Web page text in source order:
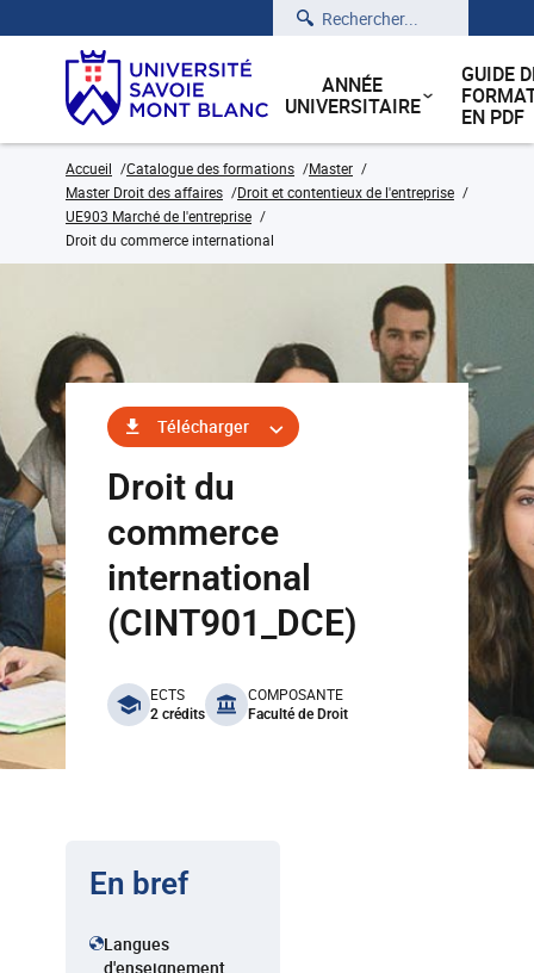
Rechercher
ANNÉE
UNIVERSITAIRE
GUIDE
EN PDF
Accueil Catalogue des formations
Master
Master Droit des affaires
Droit et contentieux de l'entreprise
UE903 Marché de l'entreprise
Droit du commerce international
Télécharger
Droit du
commerce
international
(CINT901_DCE)
benefits
ECTS
2 crédits
COMPOSANTE
Faculté de Droit
En bref
Langues
d'enseignement